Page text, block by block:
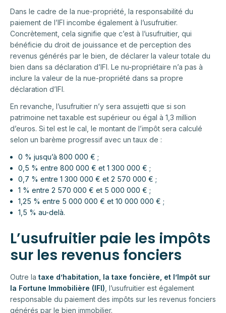
Dans le cadre de la nue-propriété, la responsabilité du
paiement de l’IFI incombe également à l’usufruitier.
Concrètement, cela signifie que c’est à l’usufruitier, qui
bénéficie du droit de jouissance et de perception des
revenus générés par le bien, de déclarer la valeur totale du
bien dans sa déclaration d’IFI. Le nu-propriétaire n’a pas à
inclure la valeur de la nue-propriété dans sa propre
déclaration d’IFI.
En revanche, l’usufruitier n’y sera assujetti que si son
patrimoine net taxable est supérieur ou égal à 1,3 million
d’euros. Si tel est le cal, le montant de l’impôt sera calculé
selon un barème progressif avec un taux de :
0 % jusqu’à 800 000 € ;
0,5 % entre 800 000 € et 1 300 000 € ;
0,7 % entre 1 300 000 € et 2 570 000 € ;
1 % entre 2 570 000 € et 5 000 000 € ;
1,25 % entre 5 000 000 € et 10 000 000 € ;
1,5 % au-delà.
L’usufruitier paie les impôts
sur les revenus fonciers
Outre la taxe d’habitation, la taxe foncière, et l’Impôt sur
la Fortune Immobilière (IFI) , l’usufruitier est également
responsable du paiement des impôts sur les revenus fonciers
générés par le bien immobilier.